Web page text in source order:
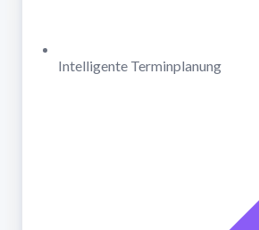
Intelligente Terminplanung